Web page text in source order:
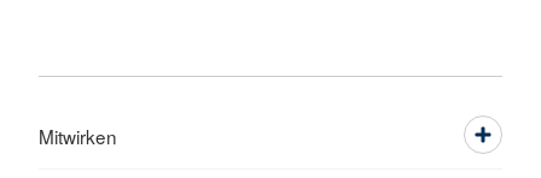
Mitwirken